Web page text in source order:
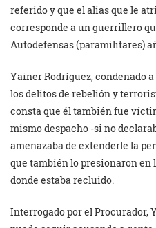
referido y que el alias que le
corresponde a un guerrillero
Autodefensas (paramilitares)
Yainer Rodríguez, condenado
los delitos de rebelión y
consta que él también fue
mismo despacho -si no
amenazaba de extenderle la
que también lo presionaron en
donde estaba recluido.
Interrogado por el Procurador,